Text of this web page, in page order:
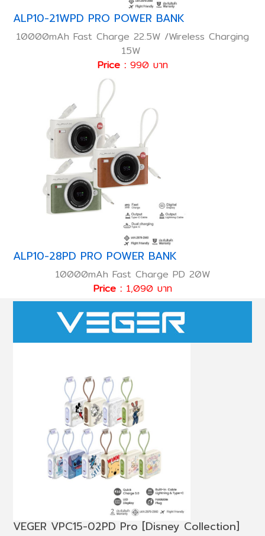
ALP10-21WPD PRO POWER BANK
10000mAh Fast Charge 22.5W /Wireless Charging
15W
Price : 990 บาท
ALP10-28PD PRO POWER BANK
10000mAh Fast Charge PD 20W
Price : 1,090 บาท
VEGER VPC15-02PD Pro [Disney Collection]